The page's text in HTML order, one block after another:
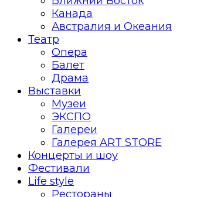
Канада
Австралия и Океания
Театр
Опера
Балет
Драма
Выставки
Музеи
ЭКСПО
Галереи
Галерея ART STORE
Концерты и шоу
Фестивали
Life style
Рестораны